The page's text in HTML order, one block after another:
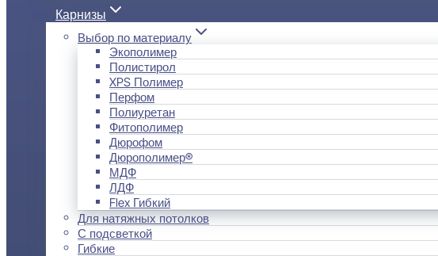
Карнизы
Выбор по материалу
Экополимер
Полистирол
XPS Полимер
Перфом
Полиуретан
Фитополимер
Дюрофом
Дюрополимер®
МДФ
ЛДФ
Flex Гибкий
Для натяжных потолков
С подсветкой
Гибкие